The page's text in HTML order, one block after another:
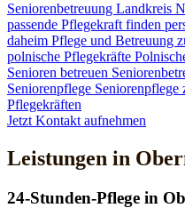
Seniorenbetreuung Landkreis
passende Pflegekraft finden
daheim Pflege und Betreuung
polnische Pflegekräfte
Senioren betreuen
Seniorenpflege Seniorenpflege
Pflegekräften
Jetzt Kontakt aufnehmen
Leistungen in
24-Stunden-Pflege in